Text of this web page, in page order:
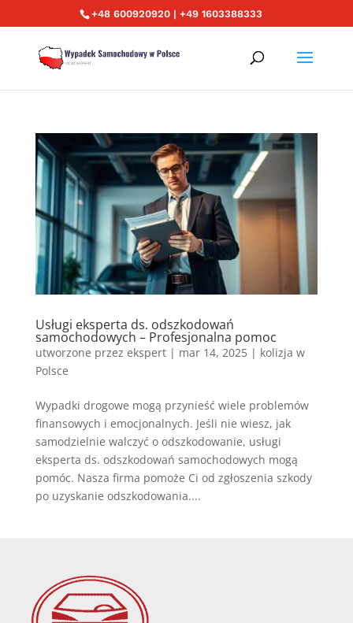
+48 600920920 | +49 1603388333
Usługi eksperta ds. odszkodowań
samochodowych – Profesjonalna pomoc
utworzone przez ekspert| mar 14, 2025| kolizja w
Polsce
Wypadki drogowe mogą przynieść wiele problemów
finansowych i emocjonalnych. Jeśli nie wiesz, jak
samodzielnie walczyć o odszkodowanie, usługi
eksperta ds. odszkodowań samochodowych mogą
pomóc. Nasza firma pomoże Ci od zgłoszenia szkody
po uzyskanie odszkodowania....